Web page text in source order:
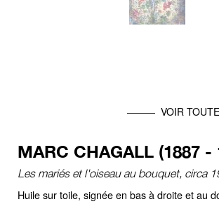
VOIR
MARC CHAGALL (1887 -
Les mariés et l'oiseau au bouquet, circa
Huile sur toile, signée en bas à droite et au